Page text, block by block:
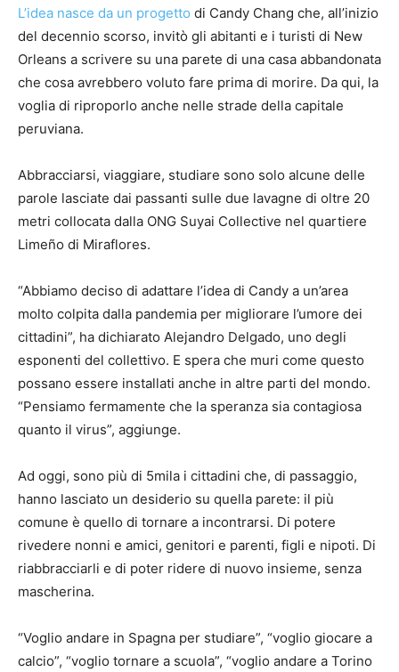
L’idea nasce da un progetto di Candy Chang che, all’inizio
del decennio scorso, invitò gli abitanti e i turisti di New
Orleans a scrivere su una parete di una casa abbandonata
che cosa avrebbero voluto fare prima di morire. Da qui, la
voglia di riproporlo anche nelle strade della capitale
peruviana.
Abbracciarsi, viaggiare, studiare sono solo alcune delle
parole lasciate dai passanti sulle due lavagne di oltre 20
metri collocata dalla ONG Suyai Collective nel quartiere
Limeño di Miraflores.
“Abbiamo deciso di adattare l’idea di Candy a un’area
molto colpita dalla pandemia per migliorare l’umore dei
cittadini”, ha dichiarato Alejandro Delgado, uno degli
esponenti del collettivo. E spera che muri come questo
possano essere installati anche in altre parti del mondo.
“Pensiamo fermamente che la speranza sia contagiosa
quanto il virus”, aggiunge.
Ad oggi, sono più di 5mila i cittadini che, di passaggio,
hanno lasciato un desiderio su quella parete: il più
comune è quello di tornare a incontrarsi. Di potere
rivedere nonni e amici, genitori e parenti, figli e nipoti. Di
riabbracciarli e di poter ridere di nuovo insieme, senza
mascherina.
“Voglio andare in Spagna per studiare”, “voglio giocare a
calcio”, “voglio tornare a scuola”, “voglio andare a Torino